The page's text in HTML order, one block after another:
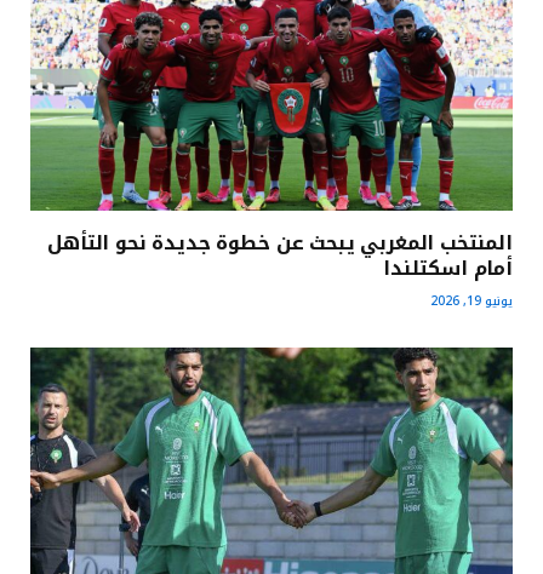
المنتخب المغربي يبحث عن خطوة جديدة نحو التأهل
أمام اسكتلندا
يونيو 19, 2026